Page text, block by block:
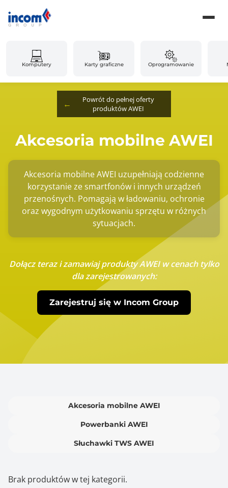
Komputery Karty graficzne Oprogramowanie
Powrót do pełnej oferty
produktów AWEI
Akcesoria mobilne AWEI
Akcesoria mobilne AWEI uzupełniają codzienne
korzystanie ze smartfonów i innych urządzeń
przenośnych. Pomagają w ładowaniu, ochronie
oraz wygodnym użytkowaniu sprzętu w różnych
sytuacjach.
Dołącz teraz i zamawiaj produkty AWEI w cenach tylko
dla zarejestrowanych:
Zarejestruj się w Incom Group
Akcesoria mobilne AWEI
Powerbanki AWEI
Słuchawki TWS AWEI
Brak produktów w tej kategorii.